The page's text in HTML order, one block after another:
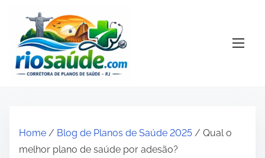
Home / Blog de Planos de Saúde 2025 / Qual o
melhor plano de saúde por adesão?